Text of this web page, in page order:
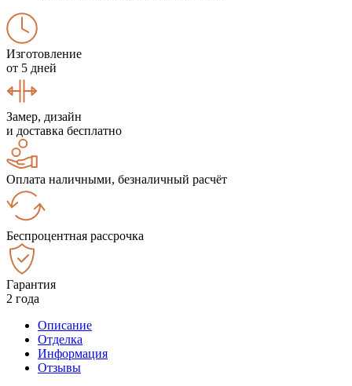
Изготовление
от 5 дней
Замер, дизайн
и доставка бесплатно
Оплата наличными, безналичный расчёт
Беспроцентная рассрочка
Гарантия
2 года
Описание
Отделка
Информация
Отзывы